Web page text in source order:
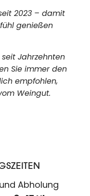
2023 – damit
genießen
Jahrzehnten
Sie immer den
empfohlen,
Weingut.
Abholung